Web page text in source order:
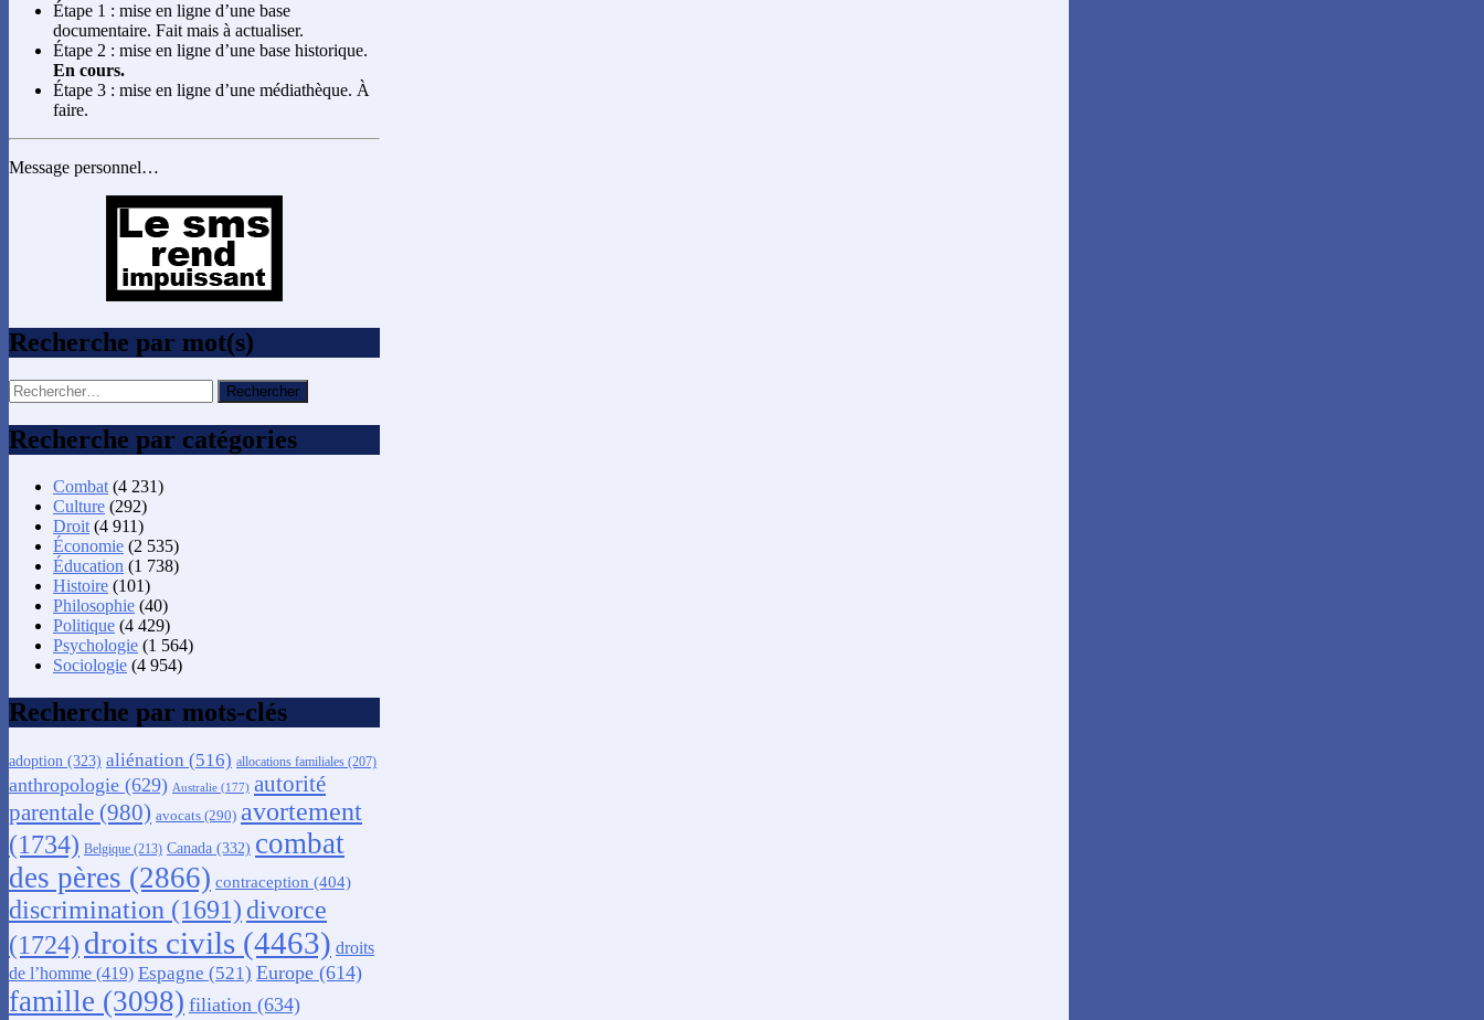
Étape 1 : mise en ligne d’une base
documentaire. Fait mais à actualiser.
Étape 2 : mise en ligne d’une base historique.
En cours.
Étape 3 : mise en ligne d’une médiathèque. À
faire.
Message personnel…
Recherche par mot(s)
Rechercher :
Recherche par catégories
Combat (4 231)
Culture (292)
Droit (4 911)
Économie (2 535)
Éducation (1 738)
Histoire (101)
Philosophie (40)
Politique (4 429)
Psychologie (1 564)
Sociologie (4 954)
Recherche par mots-clés
adoption (323) aliénation (516) allocations familiales (207)
anthropologie (629) Australie (177) autorité
parentale (980) avocats (290) avortement
(1734) Belgique (213) Canada (332) combat
des pères (2866) contraception (404)
discrimination (1691) divorce
(1724) droits civils (4463) droits
de l’homme (419) Espagne (521) Europe (614)
famille (3098) filiation (634)